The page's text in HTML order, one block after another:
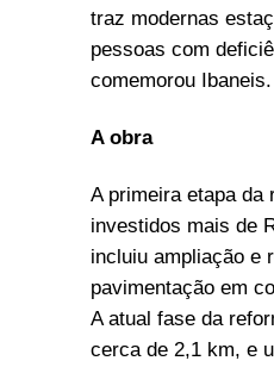
traz modernas
pessoas com
comemorou Ibaneis.
A obra
A primeira etapa da
investidos mais de
incluiu ampliação e
pavimentação em
A atual fase da
cerca de 2,1 km, e